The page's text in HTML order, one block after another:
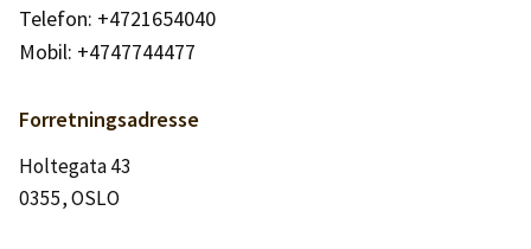
Telefon: +4721654040
Mobil: +4747744477
Forretningsadresse
Holtegata 43
0355, OSLO